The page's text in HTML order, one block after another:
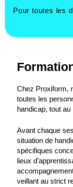
Pour toutes les
Chez Proxiform,
toutes les
handicap, tout
Avant chaque
situation de
spécifiques
lieux
veillant au strict